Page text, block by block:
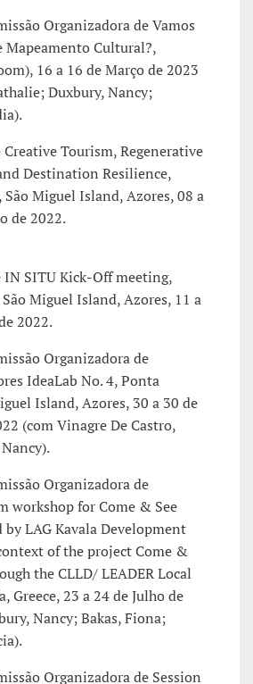
Organizadora de Vamos
Mapeamento Cultural?,
16 a 16 de Março de 2023
Duxbury, Nancy;
Tourism, Regenerative
Destination Resilience,
São Miguel Island, Azores, 08 a
de 2022.
IN SITU Kick-Off meeting,
Miguel Island, Azores, 11 a
2022.
Organizadora de
IdeaLab No. 4, Ponta
Island, Azores, 30 a 30 de
(com Vinagre De Castro,
Organizadora de
workshop for Come & See
LAG Kavala Development
of the project Come &
the CLLD/ LEADER Local
Greece, 23 a 24 de Julho de
Nancy; Bakas, Fiona;
Organizadora de Session